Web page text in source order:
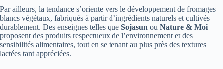
Par ailleurs, la tendance s’oriente vers le développement de fromages
blancs végétaux, fabriqués à partir d’ingrédients naturels et cultivés
durablement. Des enseignes telles que Sojasun ou Nature & Moi
proposent des produits respectueux de l’environnement et des
sensibilités alimentaires, tout en se tenant au plus près des textures
lactées tant appréciées.